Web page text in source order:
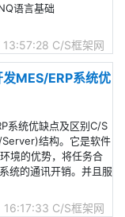
语言基础
C/S框架网
MES/ERP系统优
系统优缺点及区别C/S
结构。它是软件
境的优势，将任务合
统的通讯开销。并且服
16:17:33 C/S框架网